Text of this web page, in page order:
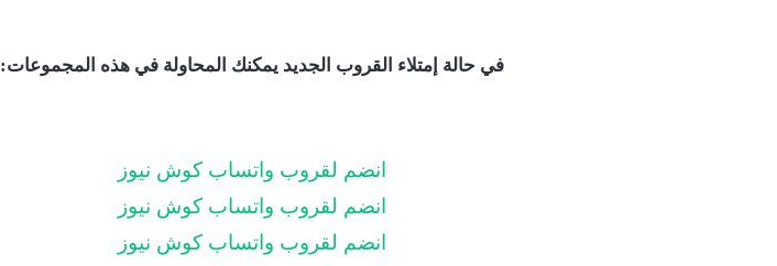
في حالة إمتلاء القروب الجديد يمكنك المحاولة في هذه المجموعات:
انضم لقروب واتساب كوش نيوز
انضم لقروب واتساب كوش نيوز
انضم لقروب واتساب كوش نيوز